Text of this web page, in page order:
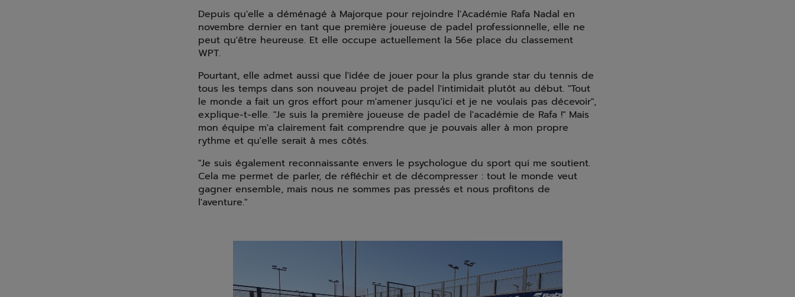
Depuis qu'elle a déménagé à Majorque pour rejoindre l'Académie Rafa Nadal en
novembre dernier en tant que première joueuse de padel professionnelle, elle ne
peut qu'être heureuse. Et elle occupe actuellement la 56e place du classement
WPT.
Pourtant, elle admet aussi que l'idée de jouer pour la plus grande star du tennis de
tous les temps dans son nouveau projet de padel l'intimidait plutôt au début. "Tout
le monde a fait un gros effort pour m'amener jusqu'ici et je ne voulais pas décevoir",
explique-t-elle. "Je suis la première joueuse de padel de l'académie de Rafa !" Mais
mon équipe m'a clairement fait comprendre que je pouvais aller à mon propre
rythme et qu'elle serait à mes côtés.
"Je suis également reconnaissante envers le psychologue du sport qui me soutient.
Cela me permet de parler, de réfléchir et de décompresser : tout le monde veut
gagner ensemble, mais nous ne sommes pas pressés et nous profitons de
l'aventure."